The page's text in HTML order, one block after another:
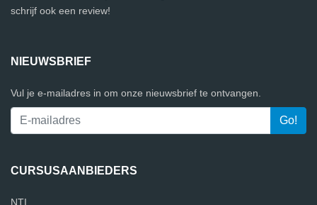
schrijf ook een review!
NIEUWSBRIEF
Vul je e-mailadres in om onze nieuwsbrief te ontvangen.
CURSUSAANBIEDERS
NTI